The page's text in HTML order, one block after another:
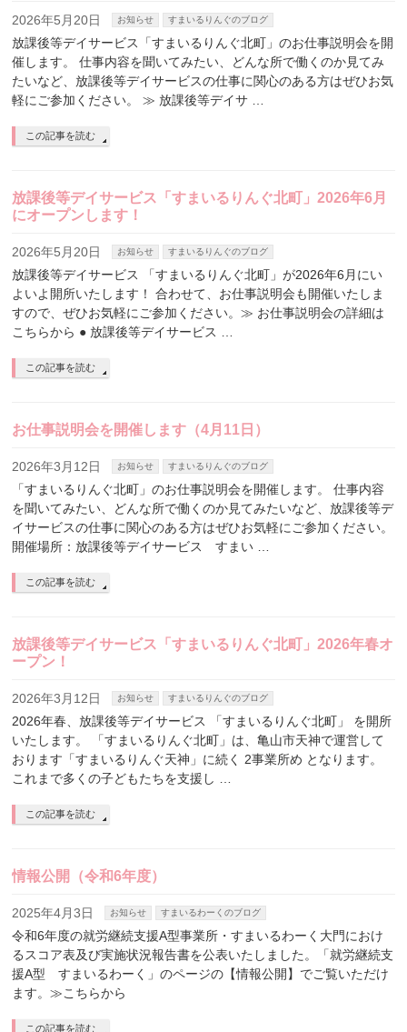
2026年5月20日 お知らせ すまいるりんぐのブログ
放課後等デイサービス「すまいるりんぐ北町」のお仕事説明会を開
催します。 仕事内容を聞いてみたい、どんな所で働くのか見てみ
たいなど、放課後等デイサービスの仕事に関心のある方はぜひお気
軽にご参加ください。 ≫ 放課後等デイサ …
この記事を読む
放課後等デイサービス「すまいるりんぐ北町」2026年6月
にオープンします！
2026年5月20日 お知らせ すまいるりんぐのブログ
放課後等デイサービス 「すまいるりんぐ北町」が2026年6月にい
よいよ開所いたします！ 合わせて、お仕事説明会も開催いたしま
すので、ぜひお気軽にご参加ください。≫ お仕事説明会の詳細は
こちらから ● 放課後等デイサービス …
この記事を読む
お仕事説明会を開催します（4月11日）
2026年3月12日 お知らせ すまいるりんぐのブログ
「すまいるりんぐ北町」のお仕事説明会を開催します。 仕事内容
を聞いてみたい、どんな所で働くのか見てみたいなど、放課後等デ
イサービスの仕事に関心のある方はぜひお気軽にご参加ください。
開催場所：放課後等デイサービス すまい …
この記事を読む
放課後等デイサービス「すまいるりんぐ北町」2026年春オ
ープン！
2026年3月12日 お知らせ すまいるりんぐのブログ
2026年春、放課後等デイサービス 「すまいるりんぐ北町」 を開所
いたします。 「すまいるりんぐ北町」は、亀山市天神で運営して
おります「すまいるりんぐ天神」に続く 2事業所め となります。
これまで多くの子どもたちを支援し …
この記事を読む
情報公開（令和6年度）
2025年4月3日 お知らせ すまいるわーくのブログ
令和6年度の就労継続支援A型事業所・すまいるわーく大門におけ
るスコア表及び実施状況報告書を公表いたしました。「就労継続支
援A型 すまいるわーく」のページの【情報公開】でご覧いただけ
ます。≫こちらから
この記事を読む